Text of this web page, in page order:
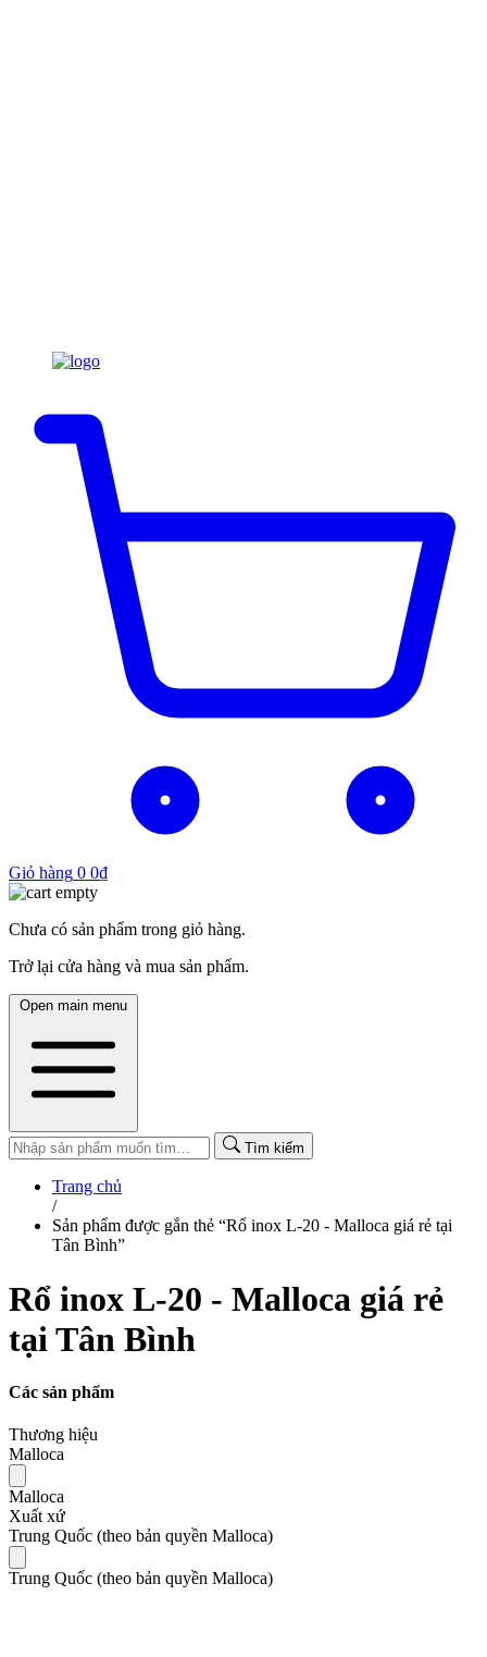
Giỏ hàng 0 0₫
Chưa có sản phẩm trong giỏ hàng.
Trở lại cửa hàng và mua sản phẩm.
Open main menu
Tìm kiếm
Trang chủ
/
Sản phẩm được gắn thẻ “Rổ inox L-20 - Malloca giá rẻ tại
Tân Bình”
Rổ inox L-20 - Malloca giá rẻ
tại Tân Bình
Các sản phẩm
Thương hiệu
Malloca
Malloca
Xuất xứ
Trung Quốc (theo bản quyền Malloca)
Trung Quốc (theo bản quyền Malloca)